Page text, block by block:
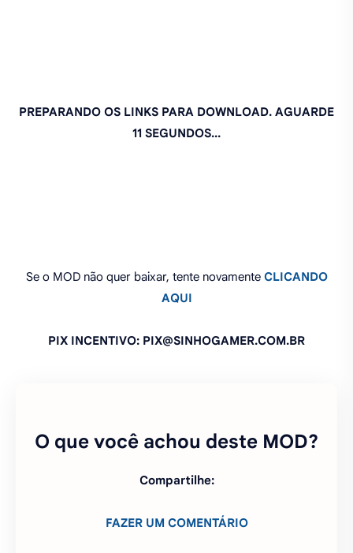
11 SEGUNDOS...
AQUI
PIX INCENTIVO: PIX@SINHOGAMER.COM.BR